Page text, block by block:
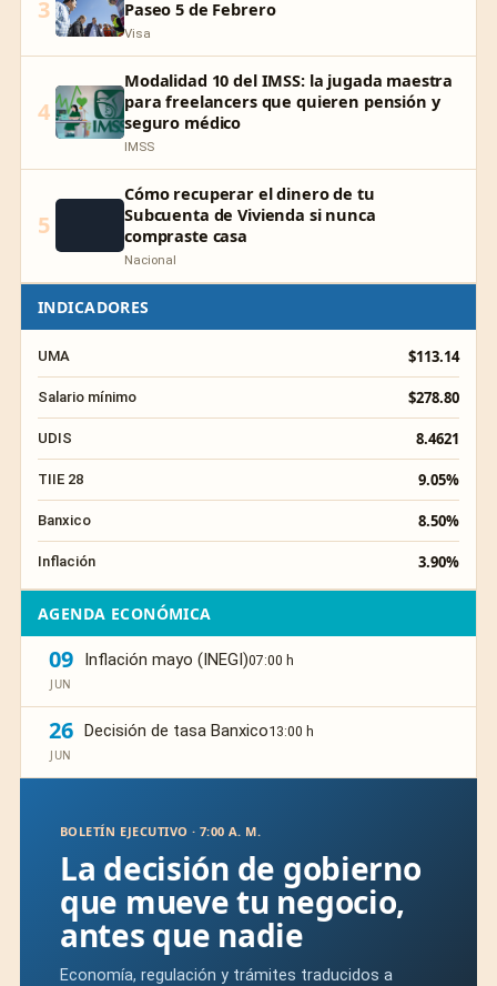
3
Paseo 5 de Febrero
Visa
4
Modalidad 10 del IMSS: la jugada maestra
para freelancers que quieren pensión y
seguro médico
IMSS
5
Cómo recuperar el dinero de tu
Subcuenta de Vivienda si nunca
compraste casa
Nacional
INDICADORES
UMA $113.14
Salario mínimo $278.80
UDIS 8.4621
TIIE 28 9.05%
Banxico 8.50%
Inflación 3.90%
AGENDA ECONÓMICA
09
JUN
Inflación mayo (INEGI)07:00 h
26
JUN
Decisión de tasa Banxico13:00 h
BOLETÍN EJECUTIVO · 7:00 A. M.
La decisión de gobierno
que mueve tu negocio,
antes que nadie
Economía, regulación y trámites traducidos a